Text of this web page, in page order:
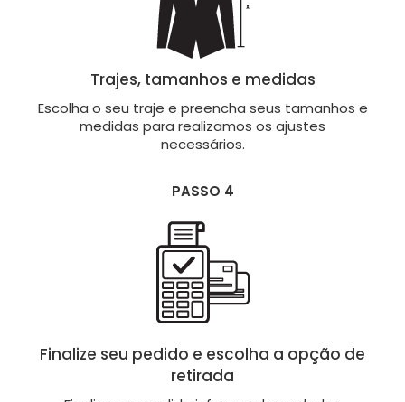
Trajes, tamanhos e medidas
Escolha o seu traje e preencha seus tamanhos e
medidas para realizamos os ajustes
necessários.
PASSO 4
Finalize seu pedido e escolha a opção de
retirada